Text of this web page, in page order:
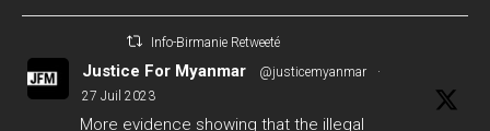
Info-Birmanie Retweeté
Justice For Myanmar @justicemyanmar
·
27 Juil 2023
More evidence showing that the illegal